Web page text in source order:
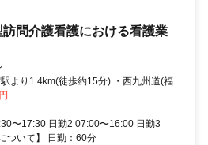
問介護看護における看護業
〜17:30 日勤2 07:00〜16:00 日勤3
ついて】 日勤：60分